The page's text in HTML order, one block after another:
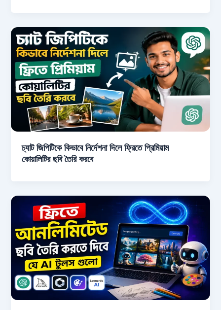
চ্যাট জিপিটিকে কিভাবে নির্দেশনা দিলে ফ্রিতে প্রিমিয়াম
কোয়ালিটির ছবি তৈরি করবে